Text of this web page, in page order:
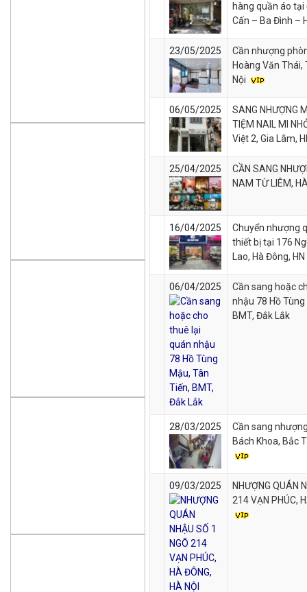
hàng quần áo tại
Cấn – Ba Đình –
23/05/2025
Cần nhượng
Hoàng Văn Thái,
Nội
06/05/2025
SANG NHƯỢNG
TIỆM NAIL MI
Việt 2, Gia Lâm,
25/04/2025
CẦN SANG
NAM TỪ LIÊM,
16/04/2025
Chuyển nhượng
thiết bị tại 176
Lao, Hà Đông, HN
06/04/2025
Cần sang hoặc
nhậu 78 Hồ
BMT, Đắk Lắk
28/03/2025
Cần sang
Bách Khoa, Bắc
09/03/2025
NHƯỢNG QUÁN
214 VẠN PHÚC,